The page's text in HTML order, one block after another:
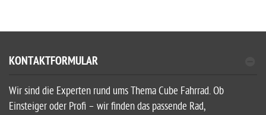
KONTAKTFORMULAR
Wir sind die Experten rund ums Thema Cube Fahrrad. Ob
Einsteiger oder Profi – wir finden das passende Rad,